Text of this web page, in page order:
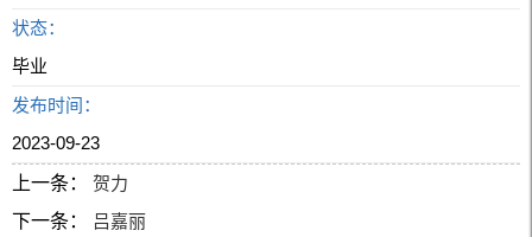
状态：
毕业
发布时间：
2023-09-23
上一条：
贺力
下一条：
吕嘉丽